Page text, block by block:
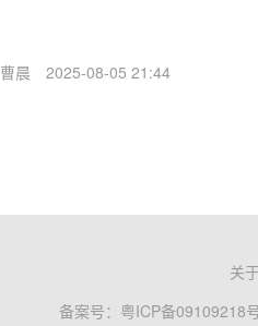
曹晨 2025-08-05 21:44
关
备案号： 粤ICP备09109218